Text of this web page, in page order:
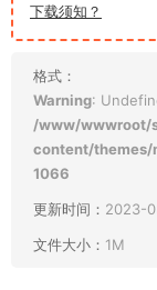
下载须知？
格式：
Warning:
/www/wwwroot/
content/themes/
1066
更新时间： 2023-
文件大小： 1M